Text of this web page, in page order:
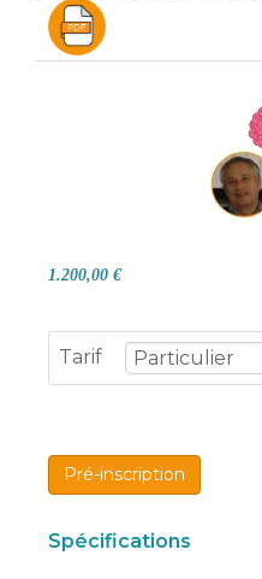
1.200,00 €
Tarif
Pré-inscription
Spécifications